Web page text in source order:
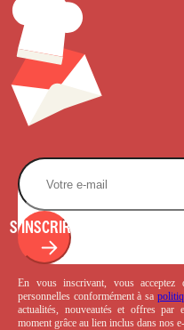
S'INSCRIRE
En vous inscrivant, vous acceptez
personnelles conformément à sa
actualités, nouveautés et offres par
moment grâce au lien inclus dans nos